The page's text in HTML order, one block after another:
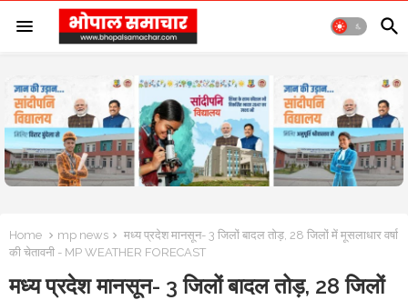
Home mp news
मध्य प्रदेश मानसून- 3 जिलों बादल तोड़, 28 जिलों में मूसलाधार वर्षा
की चेतावनी - MP WEATHER FORECAST
मध्य प्रदेश मानसून- 3 जिलों बादल तोड़, 28 जिलों